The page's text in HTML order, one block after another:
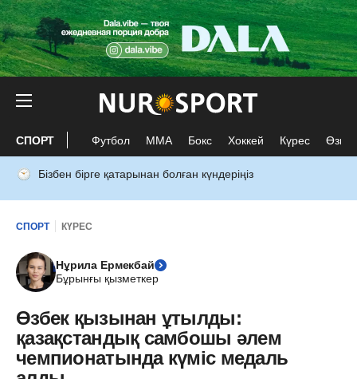
СПОРТ Футбол ММА Бокс Хоккей Күрес Өзге
Бізбен бірге қатарынан болған күндеріңіз
СПОРТ КҮРЕС
Нұрила Ермекбай
Бұрынғы қызметкер
Өзбек қызынан ұтылды:
қазақстандық самбошы әлем
чемпионатында күміс медаль